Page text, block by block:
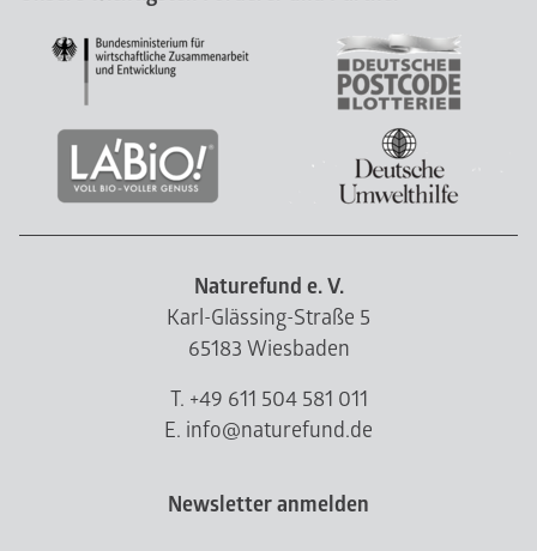
Naturefund e. V.
Karl-Glässing-Straße 5
65183 Wiesbaden
T. +49 611 504 581 011
E. info@naturefund.de
Newsletter anmelden